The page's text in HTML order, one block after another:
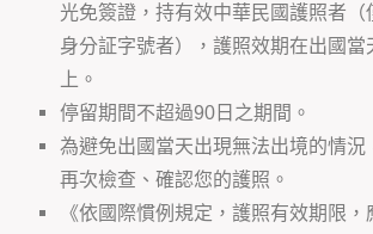
光免簽證，持有效中華民國護照者（
身分証字號者），護照效期在出國當
上。
停留期間不超過90日之期間。
為避免出國當天出現無法出境的情況
再次檢查、確認您的護照。
《依國際慣例規定，護照有效期限